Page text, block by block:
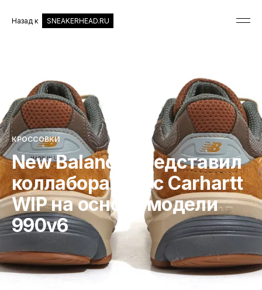
Назад к SNEAKERHEAD.RU
КРОССОВКИ
New Balance представил
коллаборацию с Carhartt
WIP на основе модели
990v6